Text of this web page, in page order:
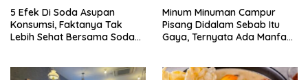
5 Efek Di Soda Asupan
Konsumsi, Faktanya Tak
Lebih Sehat Bersama Soda
Minum Minuman Campur
Pisang Didalam Sebab Itu
Gaya, Ternyata Ada Manfaat